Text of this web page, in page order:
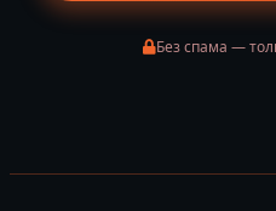
Без спама —